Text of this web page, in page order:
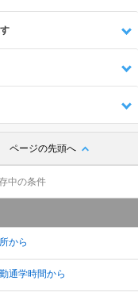
ページの先頭へ
中の条件
から
通学時間から